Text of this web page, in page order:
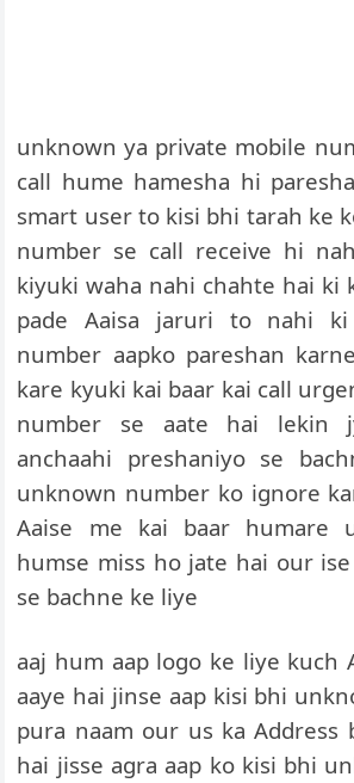
unknown ya private mobile
call hume hamesha hi
smart user to kisi bhi tarah ke
number se call receive hi
kiyuki waha nahi chahte hai ki
pade Aaisa jaruri to nahi
number aapko pareshan
kare kyuki kai baar kai call
number se aate hai lekin
anchaahi preshaniyo se
unknown number ko ignore
Aaise me kai baar humare
humse miss ho jate hai our
se bachne ke liye
aaj hum aap logo ke liye kuch
aaye hai jinse aap kisi bhi
pura naam our us ka Address
hai jisse agra aap ko kisi bhi